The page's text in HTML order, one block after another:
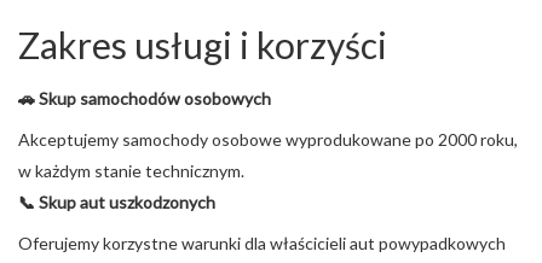
Zakres usługi i korzyści
🚗 Skup samochodów osobowych
Akceptujemy samochody osobowe wyprodukowane po 2000 roku,
w każdym stanie technicznym.
📞 Skup aut uszkodzonych
Oferujemy korzystne warunki dla właścicieli aut powypadkowych